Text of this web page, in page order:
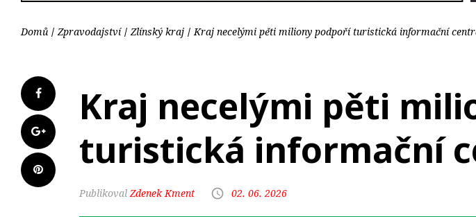
Domů Zpravodajství Zlínský kraj Kraj necelými pěti miliony podpoří turistická informační
Kraj necelými pěti
turistická informační
Zdenek Kment 02. 06. 2026